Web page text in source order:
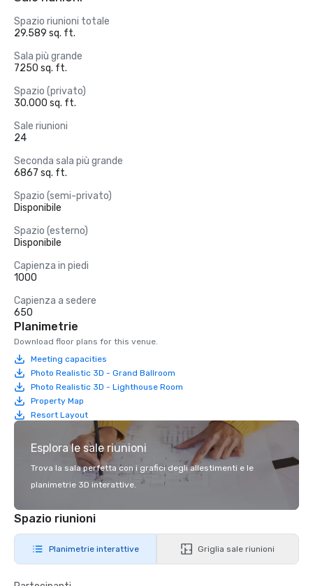
Spazio riunioni totale
29.589 sq. ft.
Sala più grande
7250 sq. ft.
Spazio (privato)
30.000 sq. ft.
Sale riunioni
24
Seconda sala più grande
6867 sq. ft.
Spazio (semi-privato)
Disponibile
Spazio (esterno)
Disponibile
Capienza in piedi
1000
Capienza a sedere
650
Planimetrie
Download floor plans for this venue.
Meeting capacities
Photo Realistic 3D - Grand Ballroom
Photo Realistic 3D - Lighthouse Room
Property Map
Resort Layout
Esplora le sale riunioni
Trova la sala perfetta con i grafici degli allestimenti e le
planimetrie 3D interattive.
Spazio riunioni
Planimetrie interattive Griglia sale riunioni